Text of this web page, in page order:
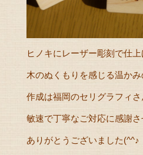
ヒノキにレーザー彫刻で仕
木のぬくもりを感じる温か
作成は福岡のセリグラフィさ
敏速で丁寧なご対応に感謝
ありがとうございました(^^♪